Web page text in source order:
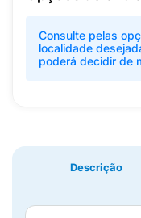
Consulte pelas
localidade
poderá decidir de
Descrição